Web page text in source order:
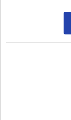
TRATAMENTO
catiônico
descobrirá a